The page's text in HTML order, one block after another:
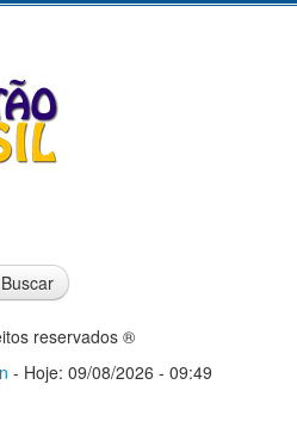
Buscar
reservados ®
- Hoje: 09/08/2026 - 09:49